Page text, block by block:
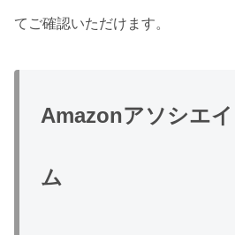
てご確認いただけます。
Amazonアソシエ
ム